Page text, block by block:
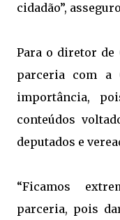
cidadão”,
Para o diretor de
parceria com a
importância,
conteúdos
deputados e
“Ficamos
parceria, pois